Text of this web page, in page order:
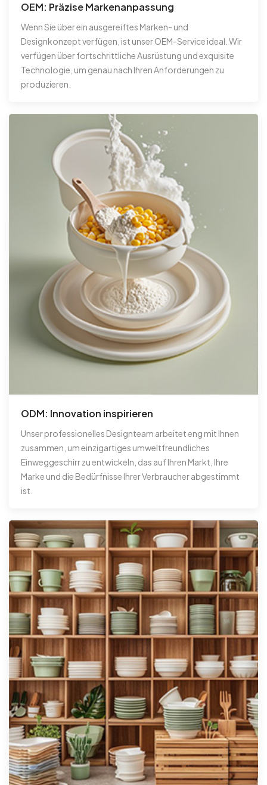
OEM: Präzise Markenanpassung
Wenn Sie über ein ausgereiftes Marken- und
Designkonzept verfügen, ist unser OEM-Service ideal. Wir
verfügen über fortschrittliche Ausrüstung und exquisite
Technologie, um genau nach Ihren Anforderungen zu
produzieren.
ODM: Innovation inspirieren
Unser professionelles Designteam arbeitet eng mit Ihnen
zusammen, um einzigartiges umweltfreundliches
Einweggeschirr zu entwickeln, das auf Ihren Markt, Ihre
Marke und die Bedürfnisse Ihrer Verbraucher abgestimmt
ist.